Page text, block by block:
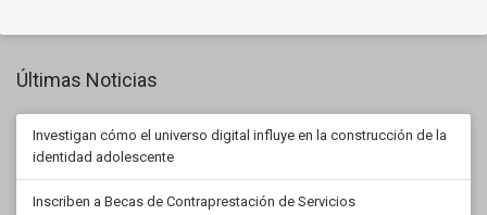
Últimas Noticias
Investigan cómo el universo digital influye en la construcción de la
identidad adolescente
Inscriben a Becas de Contraprestación de Servicios